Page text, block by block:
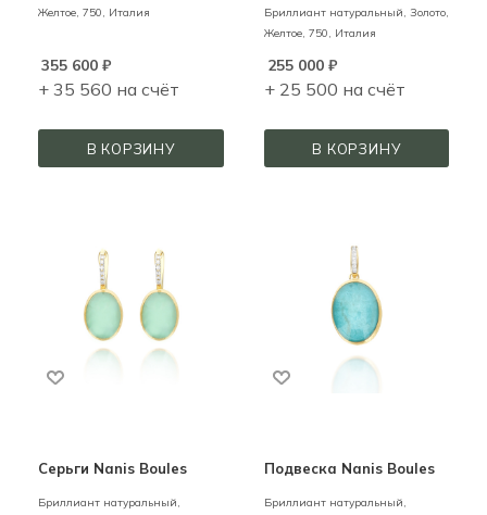
Желтое, 750, Италия
355 600 ₽
+ 35 560 на счёт
В КОРЗИНУ
Бриллиант натуральный, Золото,
Желтое, 750, Италия
255 000₽
+ 25 500 на счёт
В КОРЗИНУ
Серьги Nanis Boules
Бриллиант натуральный,
Подвеска Nanis Boules
Бриллиант натуральный,